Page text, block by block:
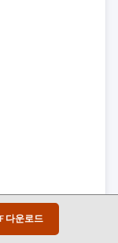
다운로드
인 위치를 차지하
등 다양한 브랜드